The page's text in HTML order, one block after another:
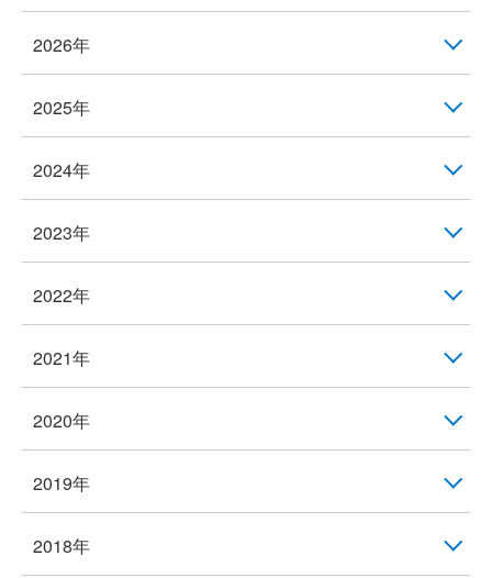
2026年
2025年
2024年
2023年
2022年
2021年
2020年
2019年
2018年